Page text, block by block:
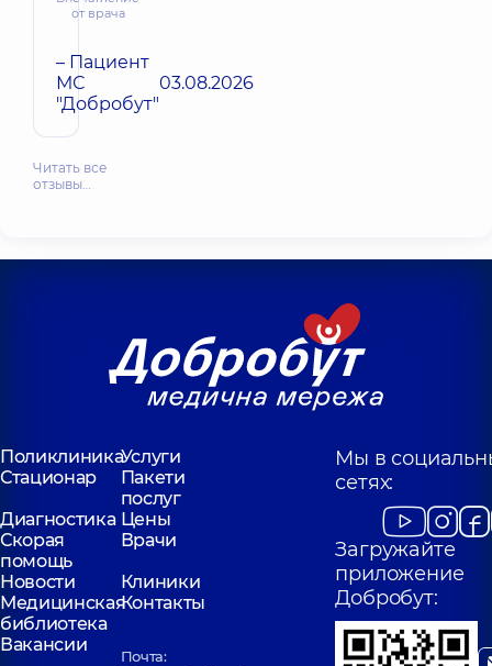
от врача
– Пациент
МС
"Добробут"
03.08.2026
Читать все
отзывы…
ПоликлиникаУслуги
Стационар
Пакети
послуг
Диагностика Цены
Скорая
помощь
Врачи
Новости
Клиники
Медицинская
библиотека
Контакты
Вакансии
Почта:
Мы в
сетях:
Загружайте
приложение
Добробут: